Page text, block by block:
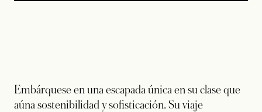
Embárquese en una escapada única en su clase que
aúna sostenibilidad y sofisticación. Su viaje